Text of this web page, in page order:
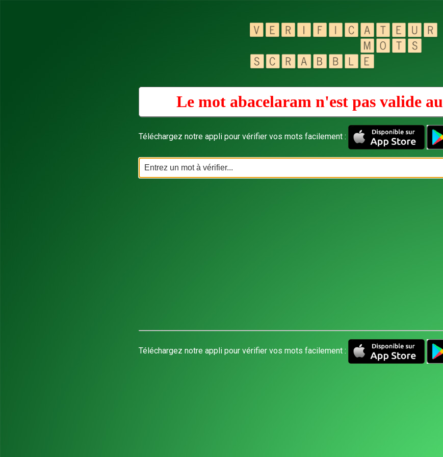
Le mot abacelaram n'est pas valide au
Téléchargez notre appli pour vérifier vos mots facilement :
Téléchargez notre appli pour vérifier vos mots facilement :